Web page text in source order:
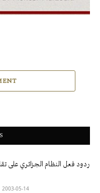
ردود فعل النظام الجزائري على
2003-05-14